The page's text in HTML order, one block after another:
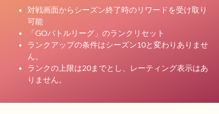
対戦画面からシーズン終了時のリワードを受け取り
可能
「GOバトルリーグ」のランクリセット
ランクアップの条件はシーズン10と変わりありませ
ん。
ランクの上限は20までとし、レーティング表示はあ
りません。